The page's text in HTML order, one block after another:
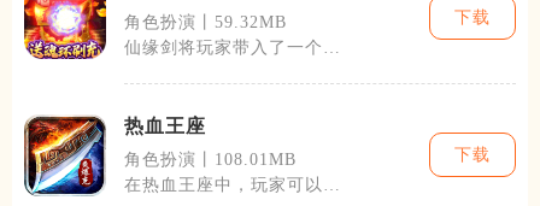
角色扮演丨59.32MB
仙缘剑将玩家带入了一个广
下载
热血王座
角色扮演丨108.01MB
在热血王座中，玩家可以选
下载